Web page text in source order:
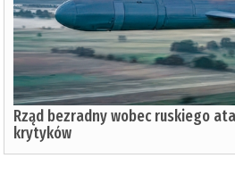
Rząd bezradny wobec ruskiego
krytyków